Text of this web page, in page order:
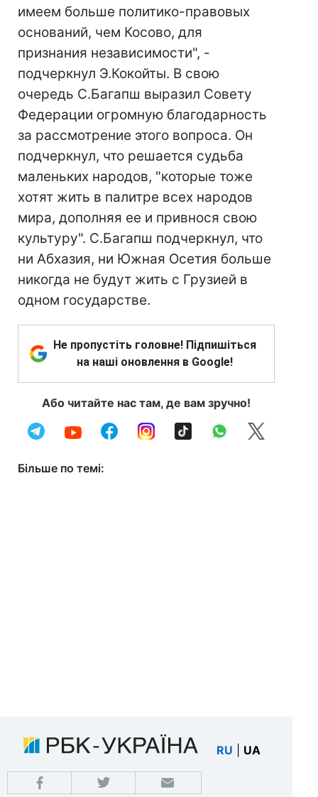
имеем больше политико-правовых
оснований, чем Косово, для
признания независимости", -
подчеркнул Э.Кокойты. В свою
очередь С.Багапш выразил Совету
Федерации огромную благодарность
за рассмотрение этого вопроса. Он
подчеркнул, что решается судьба
маленьких народов, "которые тоже
хотят жить в палитре всех народов
мира, дополняя ее и привнося свою
культуру". С.Багапш подчеркнул, что
ни Абхазия, ни Южная Осетия больше
никогда не будут жить с Грузией в
одном государстве.
Не пропустіть головне! Підпишіться
на наші оновлення в Google!
Або читайте нас там, де вам зручно!
Більше по темі:
RU UA